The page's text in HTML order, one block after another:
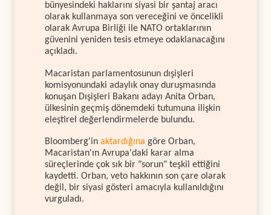
bünyesindeki haklarını siyasi bir şantaj aracı
olarak kullanmaya son vereceğini ve öncelikli
olarak Avrupa Birliği ile NATO ortaklarının
güvenini yeniden tesis etmeye odaklanacağını
açıkladı.
Macaristan parlamentosunun dışişleri
komisyonundaki adaylık onay duruşmasında
konuşan Dışişleri Bakanı adayı Anita Orban,
ülkesinin geçmiş dönemdeki tutumuna ilişkin
eleştirel değerlendirmelerde bulundu.
Bloomberg'in aktardığına göre Orban,
Macaristan'ın Avrupa'daki karar alma
süreçlerinde çok sık bir "sorun" teşkil ettiğini
kaydetti. Orban, veto hakkının son çare olarak
değil, bir siyasi gösteri amacıyla kullanıldığını
vurguladı.